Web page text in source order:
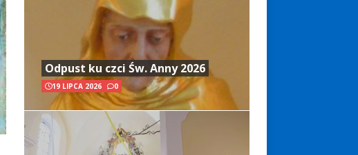
Odpust ku czci Św. Anny 2026
19 LIPCA 2026 0